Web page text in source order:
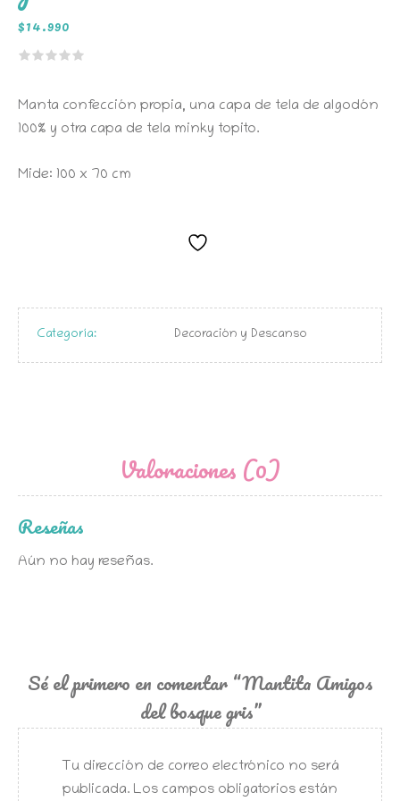
$14.990
Manta confección propia, una capa de tela de algodón
100% y otra capa de tela minky topito.
Mide: 100 x 70 cm
Categoría: Decoración y Descanso
Valoraciones (0)
Reseñas
Aún no hay reseñas.
Sé el primero en comentar “Mantita Amigos
del bosque gris”
Tu dirección de correo electrónico no será
publicada. Los campos obligatorios están